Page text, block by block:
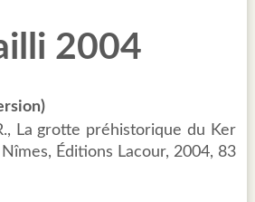
2004
La grotte préhistorique du Ker
Éditions Lacour, 2004, 83